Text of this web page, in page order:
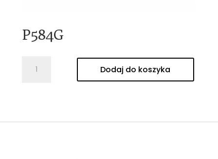
P584G
P584G
Dodaj do koszyka